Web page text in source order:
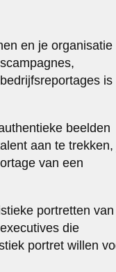
en je organisatie
is
beelden
aan te trekken,
van een
portretten van
die
portret willen